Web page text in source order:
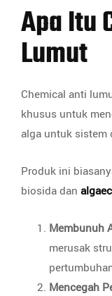
Apa Itu
Lumut
Chemical anti
khusus untuk
alga untuk sistem
Produk ini
biosida dan
Membunuh
merusak
Mencegah